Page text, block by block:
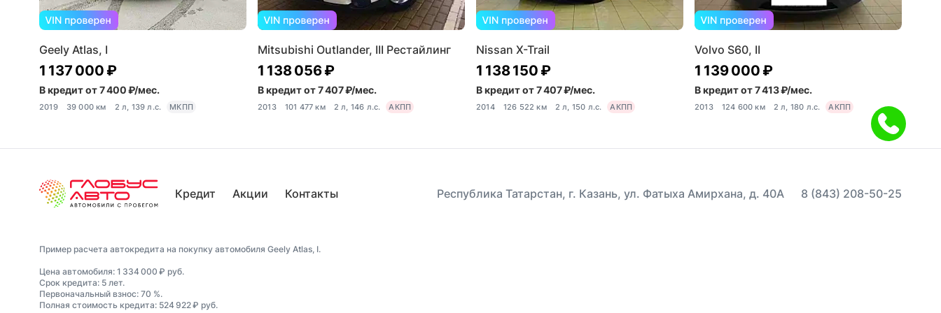
Geely Atlas, I
1 137 000 ₽
В кредит от 7 400 ₽/мес.
2019 39 000 км 2 л, 139 л.с. МКПП
Mitsubishi Outlander, III Рестайлинг
1 138 056 ₽
В кредит от 7 407 ₽/мес.
2013 101 477 км 2 л, 146 л.с. АКПП
Nissan X-Trail
1 138 150 ₽
В кредит от 7 407 ₽/мес.
2014 126 522 км 2 л, 150 л.с. АКПП
Volvo S60, II
1 139 000 ₽
В кредит от 7 413 ₽/мес.
2013 124 600 км 2 л, 180 л.с. АКПП
Кредит Акции Контакты Республика Татарстан, г. Казань, ул. Фатыха Амирхана, д. 40А 8 (843) 208-50-25
Пример расчета автокредита на покупку автомобиля Geely Atlas, I.
Цена автомобиля: 1 334 000 ₽ руб.
Срок кредита: 5 лет.
Первоначальный взнос: 70 %.
Полная стоимость кредита: 524 922 ₽ руб.